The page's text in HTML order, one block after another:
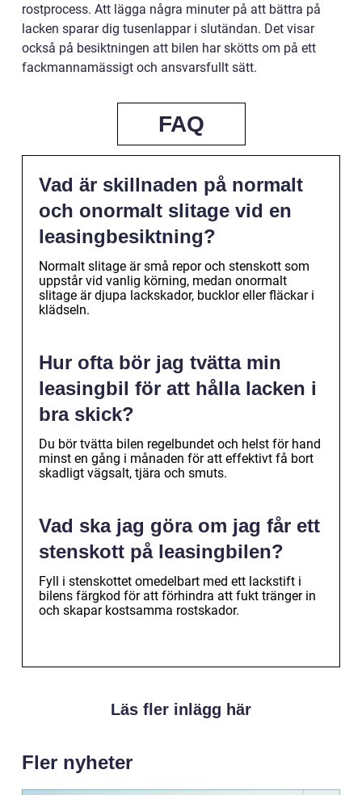
rostprocess. Att lägga några minuter på att bättra på
lacken sparar dig tusenlappar i slutändan. Det visar
också på besiktningen att bilen har skötts om på ett
fackmannamässigt och ansvarsfullt sätt.
FAQ
Vad är skillnaden på normalt
och onormalt slitage vid en
leasingbesiktning?
Normalt slitage är små repor och stenskott som
uppstår vid vanlig körning, medan onormalt
slitage är djupa lackskador, bucklor eller fläckar i
klädseln.
Hur ofta bör jag tvätta min
leasingbil för att hålla lacken i
bra skick?
Du bör tvätta bilen regelbundet och helst för hand
minst en gång i månaden för att effektivt få bort
skadligt vägsalt, tjära och smuts.
Vad ska jag göra om jag får ett
stenskott på leasingbilen?
Fyll i stenskottet omedelbart med ett lackstift i
bilens färgkod för att förhindra att fukt tränger in
och skapar kostsamma rostskador.
Läs fler inlägg här
Fler nyheter